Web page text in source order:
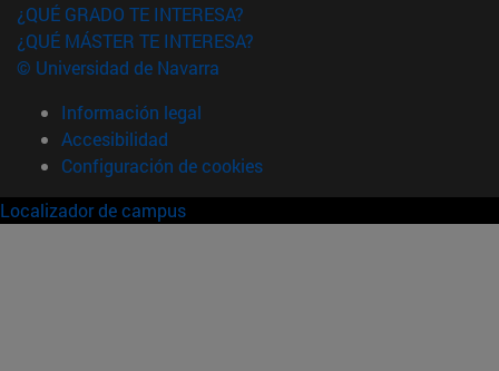
¿QUÉ GRADO TE INTERESA?
¿QUÉ MÁSTER TE INTERESA?
© Universidad de Navarra
Información legal
Accesibilidad
Configuración de cookies
Localizador de campus